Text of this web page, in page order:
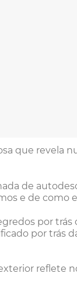
que revela
de
e de como
por
por trás
reflete